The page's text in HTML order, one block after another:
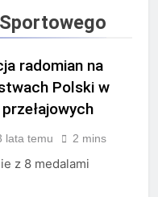
radomian na
Polski w
lata temu 2 mins
z 8 medalami